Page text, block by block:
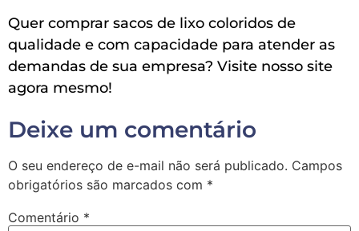
Quer comprar sacos de lixo coloridos de
qualidade e com capacidade para atender as
demandas de sua empresa? Visite nosso site
agora mesmo!
Deixe um comentário
O seu endereço de e-mail não será publicado. Campos
obrigatórios são marcados com *
Comentário *